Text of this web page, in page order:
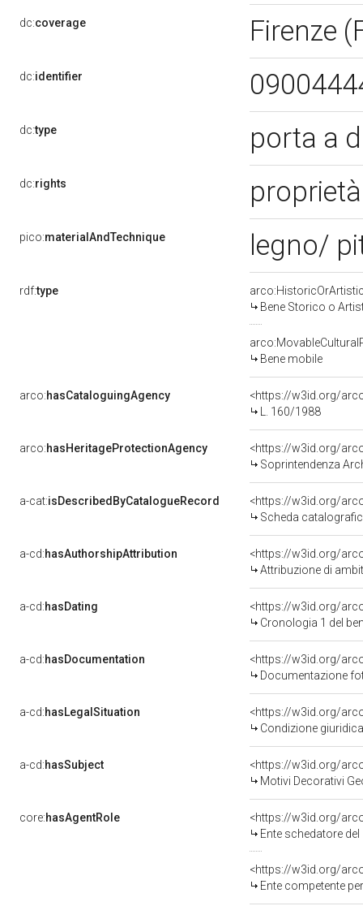
dc:coverage Firenze
dc:identifier
dc:type porta a
dc:rights
pico:materialAndTechnique legno/
rdf:type
Bene Storico o
Bene mobile
arco:hasCataloguingAgency
<https://w3id.org/
L. 160/1988
arco:hasHeritageProtectionAgency
<https://w3id.org/
Soprintendenza
a-cat:isDescribedByCatalogueRecord
<https://w3id.org/
Scheda
a-cd:hasAuthorshipAttribution
<https://w3id.org/
Attribuzione di
a-cd:hasDating
<https://w3id.org/
Cronologia 1 del
a-cd:hasDocumentation
Documentazione
a-cd:hasLegalSituation
<https://w3id.org/
Condizione
a-cd:hasSubject
<https://w3id.org/
Motivi Decorativi
core:hasAgentRole
<https://w3id.org/
Ente schedatore
<https://w3id.org/
Ente competente per tutela del